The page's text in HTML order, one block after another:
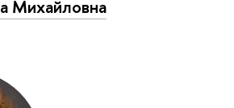
Михайловна